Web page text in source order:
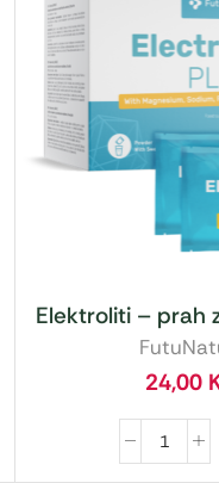
Elektroliti – prah
24,00